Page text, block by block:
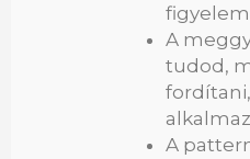
A
tudod,
A